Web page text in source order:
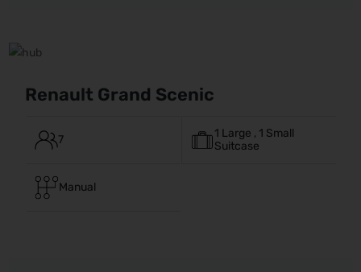
Renault Grand Scenic
7
1 Large , 1 Small
Suitcase
Manual